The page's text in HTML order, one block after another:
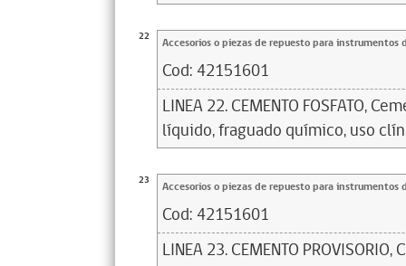
22 Accesorios o piezas de repuesto para instrumentos
Cod: 42151601
LINEA 22. CEMENTO FOSFATO,
líquido, fraguado químico, uso
23 Accesorios o piezas de repuesto para instrumentos
Cod: 42151601
LINEA 23. CEMENTO